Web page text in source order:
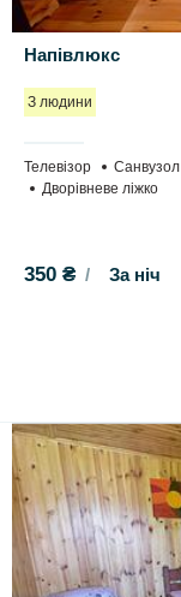
Напівлюкс
З людини
Телевізор Санвузол
Дворівневе ліжко
350 ₴ За ніч